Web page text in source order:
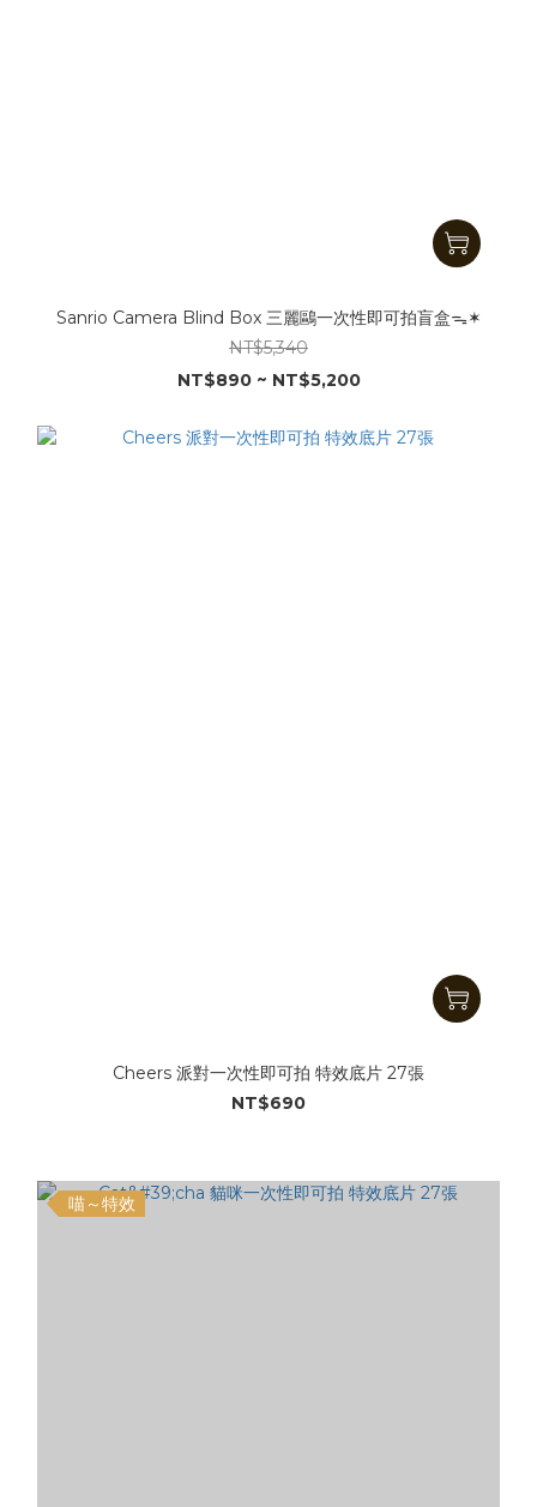
Sanrio Camera Blind Box 三麗鷗一次性即可拍盲盒ᯓ✶
NT$5,340
NT$890 ~ NT$5,200
Cheers 派對一次性即可拍 特效底片 27張
NT$690
喵～特效